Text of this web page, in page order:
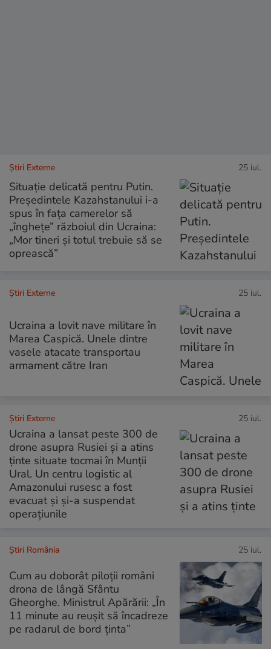
Știri Externe 25 iul.
Situație delicată pentru Putin.
Președintele Kazahstanului i-a
spus în fața camerelor să
„înghețe” războiul din Ucraina:
„Mor tineri și totul trebuie să se
oprească”
Știri Externe 25 iul.
Ucraina a lovit nave militare în
Marea Caspică. Unele dintre
vasele atacate transportau
armament către Iran
Știri Externe 25 iul.
Ucraina a lansat peste 300 de
drone asupra Rusiei și a atins
ținte situate tocmai în Munții
Ural. Un centru logistic al
Amazonului rusesc a fost
evacuat și și-a suspendat
operațiunile
Știri România 25 iul.
Cum au doborât piloții români
drona de lângă Sfântu
Gheorghe. Ministrul Apărării: „În
11 minute au reuşit să încadreze
pe radarul de bord ţinta”